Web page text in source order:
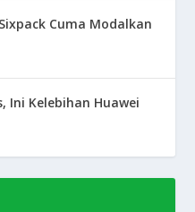
Cuma Modalkan
Ini Kelebihan Huawei